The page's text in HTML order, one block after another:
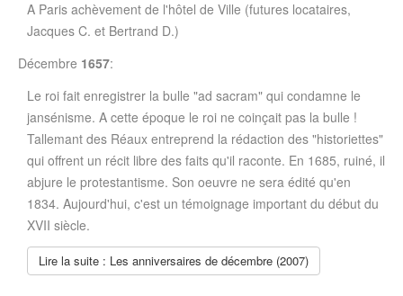
A Paris achèvement de l'hôtel de Ville (futures locataires,
Jacques C. et Bertrand D.)
Décembre 1657:
Le roi fait enregistrer la bulle "ad sacram" qui condamne le
jansénisme. A cette époque le roi ne coinçait pas la bulle !
Tallemant des Réaux entreprend la rédaction des "historiettes"
qui offrent un récit libre des faits qu'il raconte. En 1685, ruiné, il
abjure le protestantisme. Son oeuvre ne sera édité qu'en
1834. Aujourd'hui, c'est un témoignage important du début du
XVII siècle.
Lire la suite : Les anniversaires de décembre (2007)